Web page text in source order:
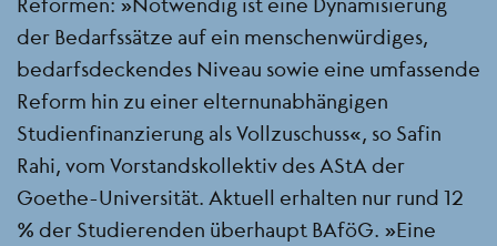
der Bedarfssätze auf ein menschenwürdiges,
bedarfsdeckendes Niveau sowie eine umfassende
Reform hin zu einer elternunabhängigen
Studienfinanzierung als Vollzuschuss“, so Safin
Rahi, vom Vorstandskollektiv des AStA der
Goethe-Universität. Aktuell erhalten nur rund 12
% der Studierenden überhaupt BAföG. „Eine